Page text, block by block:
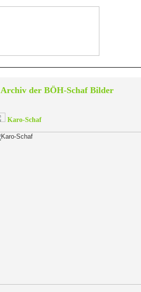
Archiv der BÖH-Schaf Bilder
Karo-Schaf